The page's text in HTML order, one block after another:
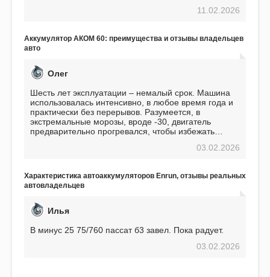
пожалел. Считаю, что это отличное вложение,11.02.2026
Аккумулятор АКОМ 60: преимущества и отзывы владельцев
авто
Олег
Шесть лет эксплуатации – немалый срок. Машина
использовалась интенсивно, в любое время года и
практически без перерывов. Разумеется, в
экстремальные морозы, вроде -30, двигатель
предварительно прогревался, чтобы избежать
использования не было ни единой поломки,
EFB 75. Судя по характеристикам, он даже
превосходит предыдущую модель.
03.02.2026
Характеристика автоаккумуляторов Enrun, отзывы реальных
автовладельцев
Илья
В минус 25 75/760 пассат б3 завел. Пока радует.
03.02.2026